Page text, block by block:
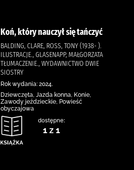
Koń, który nauczył się tańczyć
BALDING, CLARE, ROSS, TONY (1938- ).
ILUSTRACJE., GLASENAPP, MAŁGORZATA
TŁUMACZENIE., WYDAWNICTWO DWIE
SIOSTRY
Rok wydania: 2024.
Dziewczęta, Jazda konna, Konie,
Zawody jeździeckie, Powieść
obyczajowa
dostępne:
1 z 1